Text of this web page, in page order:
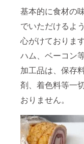
基本的に食材の
でいただけるよ
心がけております
ハム、ベーコン
加工品は、保存
剤、着色料等一
おりません。